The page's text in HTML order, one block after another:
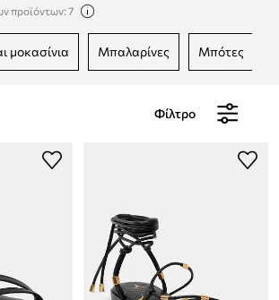
προϊόντων: 7
μοκασίνια μπαλαρίνες μπότες
Φίλτρο